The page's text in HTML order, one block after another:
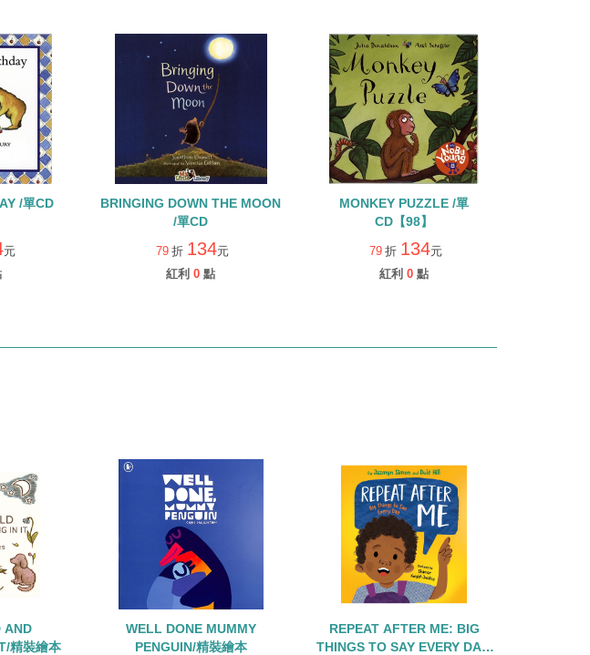
/單CD
元
BRINGING DOWN THE MOON
/單CD
79 折 134元
紅利 0 點
MONKEY PUZZLE /單
CD【98】
79 折 134元
紅利 0 點
AND
精裝繪本
WELL DONE MUMMY
PENGUIN/精裝繪本
REPEAT AFTER ME: BIG
THINGS TO SAY EVERY DAY/